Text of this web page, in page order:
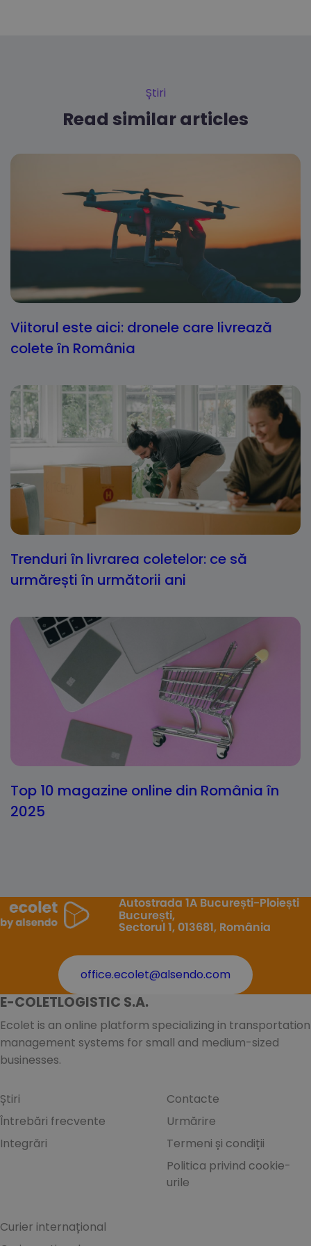
Știri
Read similar articles
Viitorul este aici: dronele care livrează
colete în România
Trenduri în livrarea coletelor: ce să
urmărești în următorii ani
Top 10 magazine online din România în
2025
Autostrada 1A București-Ploiești
București,
Sectorul 1, 013681, România
office.ecolet@alsendo.com
E-COLETLOGISTIC S.A.
Ecolet is an online platform specializing in transportation
management systems for small and medium-sized
businesses.
Știri
Întrebări frecvente
Integrări
Contacte
Urmărire
Termeni și condiții
Politica privind cookie-
urile
Curier internațional